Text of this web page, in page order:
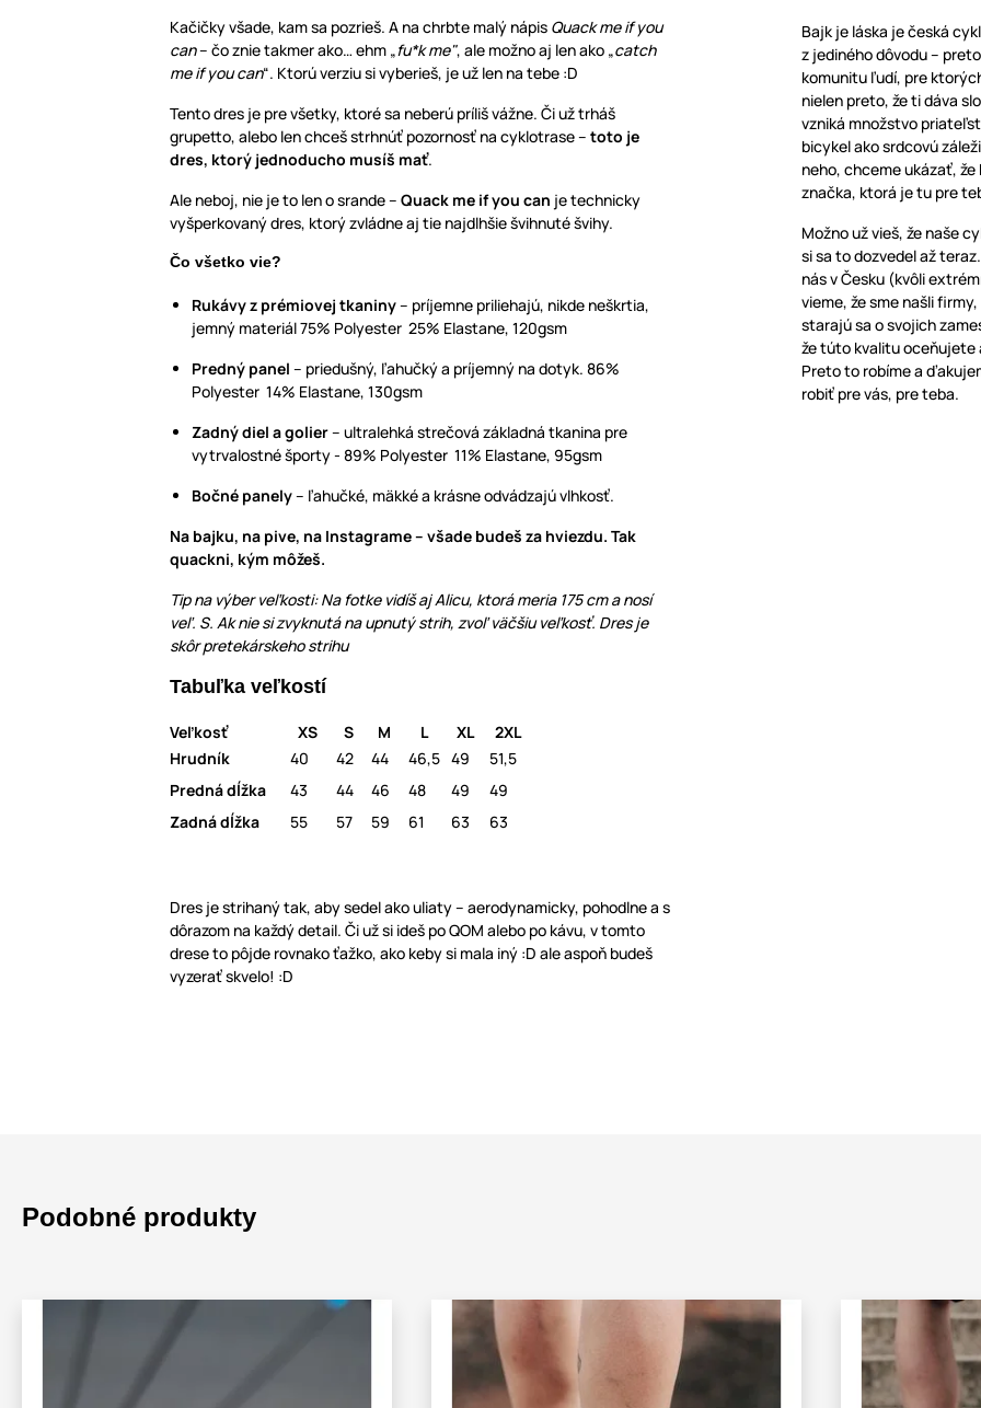
Kačičky všade, kam sa pozrieš. A na chrbte malý nápis Quack me if you
can– čo znie takmer ako… ehm „fu*k me", ale možno aj len ako „catch
me if you can“. Ktorú verziu si vyberieš, je už len na tebe :D
Tento dres je pre všetky, ktoré sa neberú príliš vážne. Či už trháš
grupetto, alebo len chceš strhnúť pozornosť na cyklotrase – toto je
dres, ktorý jednoducho musíš mať.
Ale neboj, nie je to len o srande – Quack me if you can je technicky
vyšperkovaný dres, ktorý zvládne aj tie najdlhšie švihnuté švihy.
Čo všetko vie?
Rukávy z prémiovej tkaniny– príjemne priliehajú, nikde neškrtia,
jemný materiál 75% Polyester 25% Elastane, 120gsm
Predný panel – priedušný, ľahučký a príjemný na dotyk. 86%
Polyester 14% Elastane, 130gsm
Zadný diel a golier– ultralehká strečová základná tkanina pre
vytrvalostné športy - 89% Polyester 11% Elastane, 95gsm
Bočné panely– ľahučké, mäkké a krásne odvádzajú vlhkosť.
Na bajku, na pive, na Instagrame – všade budeš za hviezdu. Tak
quackni, kým môžeš.
Tip na výber veľkosti: Na fotke vidíš aj Alicu, ktorá meria 175 cm a nosí
veľ. S. Ak nie si zvyknutá na upnutý strih, zvoľ väčšiu veľkosť. Dres je
skôr pretekárskeho strihu
Tabuľka veľkostí
Veľkosť XS S M L XL
2XL
Hrudník
40 42 44 46,5 49
51,5
Predná dĺžka
43 44 46 48 49
49
Zadná dĺžka
55 57 59 61 63 63
Dres je strihaný tak, aby sedel ako uliaty – aerodynamicky, pohodlne a s
dôrazom na každý detail. Či už si ideš po QOM alebo po kávu, v tomto
drese to pôjde rovnako ťažko, ako keby si mala iný :D ale aspoň budeš
vyzerať skvelo! :D
Bajk je láska je česká
z jediného dôvodu –
komunitu ľudí, pre
nielen preto, že ti dáva
vzniká množstvo
bicykel ako srdcovú
neho, chceme ukázať,
značka, ktorá je tu pre
Možno už vieš, že naše
si sa to dozvedel až
nás v Česku (kvôli
vieme, že sme našli
starajú sa o svojich
že túto kvalitu oceňujete
Preto to robíme a
robiť pre vás, pre teba.
Podobné produkty